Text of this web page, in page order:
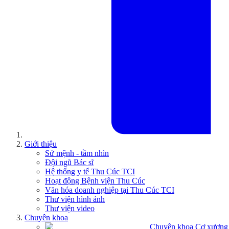
Giới thiệu
Sứ mệnh - tầm nhìn
Đội ngũ Bác sĩ
Hệ thống y tế Thu Cúc TCI
Hoạt động Bệnh viện Thu Cúc
Văn hóa doanh nghiệp tại Thu Cúc TCI
Thư viện hình ảnh
Thư viện video
Chuyên khoa
Chuyên khoa Cơ